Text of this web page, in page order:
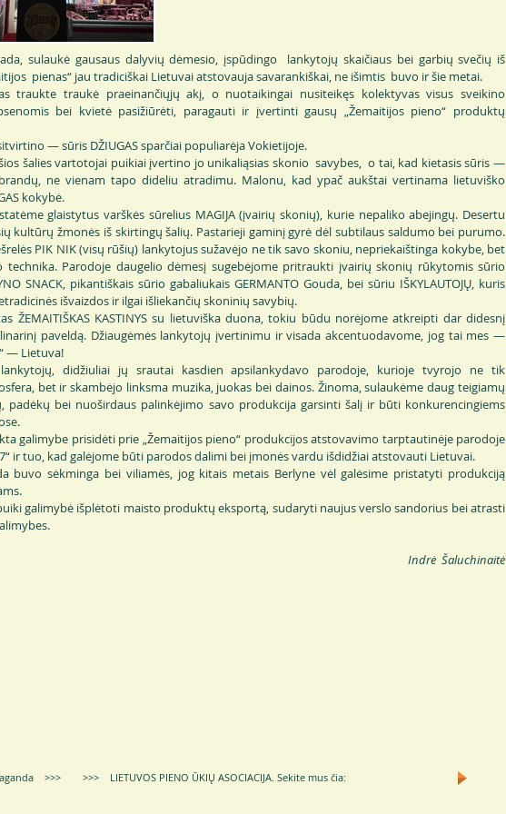
sulaukė gausaus dalyvių dėmesio, įspūdingo lankytojų skaičiaus bei garbių svečių iš
pienas“ jau tradiciškai Lietuvai atstovauja savarankiškai, ne išimtis buvo ir šie metai.
traukte traukė praeinančiųjų akį, o nuotaikingai nusiteikęs kolektyvas visus sveikino
bei kvietė pasižiūrėti, paragauti ir įvertinti gausų „Žemaitijos pieno“ produktų
— sūris DŽIUGAS sparčiai populiarėja Vokietijoje.
šalies vartotojai puikiai įvertino jo unikaliąsias skonio savybes, o tai, kad kietasis sūris —
ne vienam tapo dideliu atradimu. Malonu, kad ypač aukštai vertinama lietuviško
kokybė.
glaistytus varškės sūrelius MAGIJA (įvairių skonių), kurie nepaliko abejingų. Desertu
kultūrų žmonės iš skirtingų šalių. Pastarieji gaminį gyrė dėl subtilaus saldumo bei purumo.
PIK NIK (visų rūšių) lankytojus sužavėjo ne tik savo skoniu, nepriekaištinga kokybe, bet
technika. Parodoje daugelio dėmesį sugebėjome pritraukti įvairių skonių rūkytomis sūrio
SNACK, pikantiškais sūrio gabaliukais GERMANTO Gouda, bei sūriu IŠKYLAUTOJŲ, kuris
išvaizdos ir ilgai išliekančių skoninių savybių.
ŽEMAITIŠKAS KASTINYS su lietuviška duona, tokiu būdu norėjome atkreipti dar didesnį
paveldą. Džiaugėmės lankytojų įvertinimu ir visada akcentuodavome, jog tai mes —
— Lietuva!
didžiuliai jų srautai kasdien apsilankydavo parodoje, kurioje tvyrojo ne tik
bet ir skambėjo linksma muzika, juokas bei dainos. Žinoma, sulaukėme daug teigiamų
padėkų bei nuoširdaus palinkėjimo savo produkcija garsinti šalį ir būti konkurencingiems
galimybe prisidėti prie „Žemaitijos pieno“ produkcijos atstovavimo tarptautinėje parodoje
ir tuo, kad galėjome būti parodos dalimi bei įmonės vardu išdidžiai atstovauti Lietuvai.
buvo sėkminga bei viliamės, jog kitais metais Berlyne vėl galėsime pristatyti produkciją
galimybė išplėtoti maisto produktų eksportą, sudaryti naujus verslo sandorius bei atrasti
Indrė Šaluchinaitė
>>> >>> LIETUVOS PIENO ŪKIŲ ASOCIACIJA. Sekite mus čia: